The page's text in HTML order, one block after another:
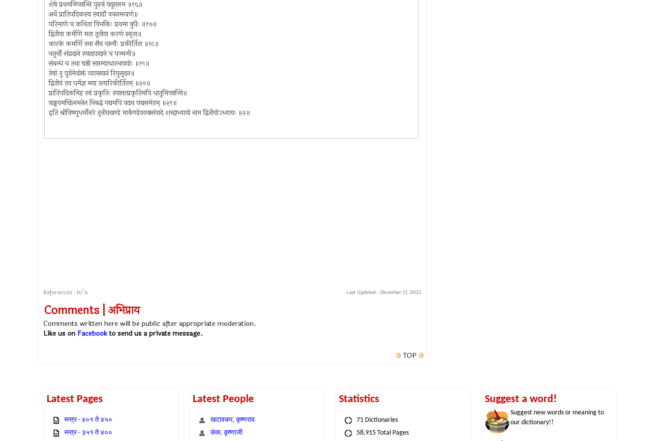
शेषे प्रथममिच्छन्ति पुरुषं यदुसत्तम ॥१६॥
अर्थे प्रातिपदिकस्य स्वादौ वचनमन्त्रणे॥
परिमाणे च कथिता विभक्तिः प्रथमा बुधैः ॥१७॥
द्वितीया कर्मणि मता तृतीया करणे स्मृता॥
कारके कमर्णि तथा सैव चान्यैः प्रकीर्तिता ॥१८॥
चतुर्थी संप्रदाने स्यादपादाने च पञ्चमी॥
संबन्धे च तथा षष्ठी सप्तम्याधारभावयोः ॥१९॥
तेषां तु पूर्वमेवोक्तं व्याख्यानं रिपुसूदन॥
द्वितीयं तव धर्मज्ञ मया तत्परिकीर्तितम् ॥२०॥
प्रातिपदिकमिह स्वं प्रकृतिः स्यात्तत्प्रकृतिमपि धातुमिच्छन्ति॥
वाङ्मयमखिलमनेन निबद्धं गद्यमपि यदथ पद्यसमेतम् ॥२१॥
इति श्रीविष्णुधर्मोत्तरे तृतीयखण्डे मार्कण्डेयवज्रसंवादे शब्दाध्यायो नाम द्वितीयोऽध्यायः ॥२॥
References : N/A Last Updated : December 21, 2022
Comments | अभिप्राय
Comments written here will be public after appropriate moderation.
Like us on Facebookto send us a private message.
TOP
Latest Pages
मन्त्र - ४०१ ते ४५०
मन्त्र - ३५१ ते ४००
Latest People
खटावकर, कृष्णराव
कंक, कृष्णाजी
Statistics
71 Dictionaries
58,915 Total Pages
Suggest a word!
Suggest new words or meaning to
our dictionary!!